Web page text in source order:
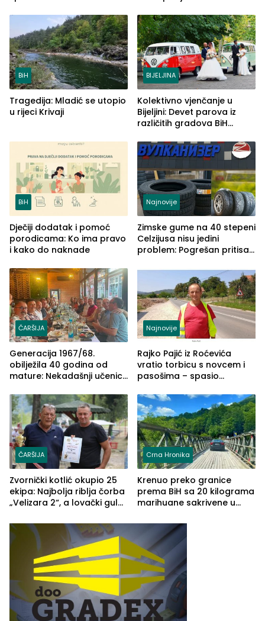
BiH
Tragedija: Mladić se utopio
u rijeci Krivaji
BIJELJINA
Kolektivno vjenčanje u
Bijeljini: Devet parova iz
različitih gradova BiH
BiH
Dječiji dodatak i pomoć
porodicama: Ko ima pravo
i kako do naknade
Najnovije
Zimske gume na 40 stepeni
Celzijusa nisu jedini
problem: Pogrešan pritisak
ČARŠIJA
Generacija 1967/68.
obilježila 40 godina od
mature: Nekadašnji učenici
(FOTO)
Najnovije
Rajko Pajić iz Roćevića
vratio torbicu s novcem i
pasošima – spasio
Grčkoj
ČARŠIJA
Zvornički kotlić okupio 25
ekipa: Najbolja riblja čorba
„Velizara 2“, a lovački gulaš
Crna Hronika
Krenuo preko granice
prema BiH sa 20 kilograma
marihuane sakrivene u